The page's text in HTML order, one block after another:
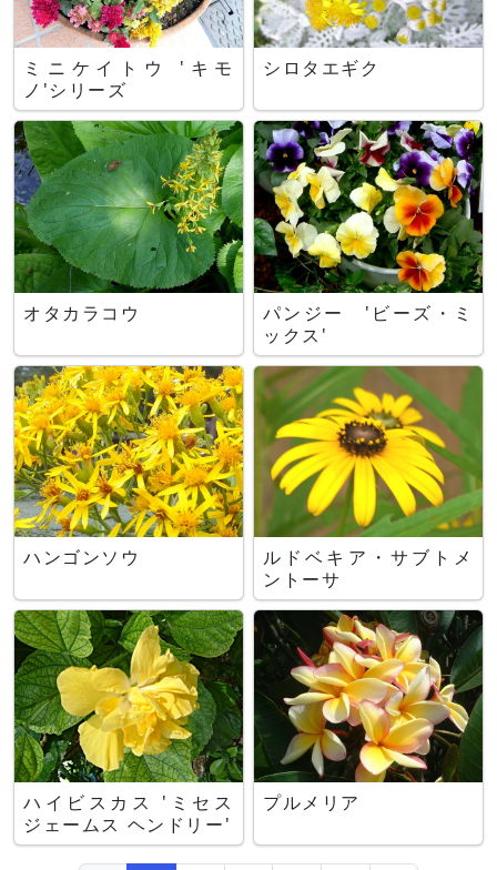
ミニケイトウ 'キモ
ノ'シリーズ
シロタエギク
オタカラコウ
パンジー 'ビーズ・ミ
ックス'
ハンゴンソウ
ルドベキア・サブトメ
ントーサ
ハイビスカス 'ミセス
ジェームス ヘンドリー'
プルメリア